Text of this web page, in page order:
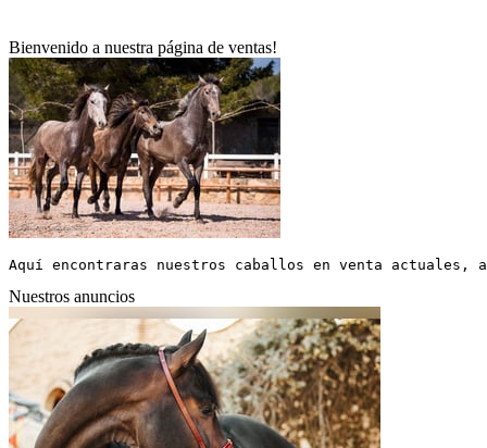
Bienvenido a nuestra página de ventas!
Aquí encontraras nuestros caballos en venta actuales,
Nuestros anuncios